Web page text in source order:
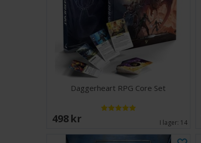
Daggerheart RPG Core Set
498 SEK I lager: 14